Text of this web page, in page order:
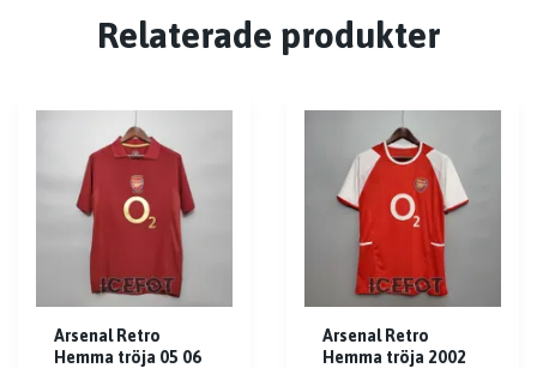
Relaterade produkter
Arsenal Retro
Hemma tröja 05 06
Arsenal Retro
Hemma tröja 2002